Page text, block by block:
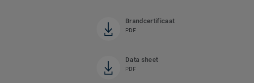
Brandcertificaat
PDF
Data sheet
PDF